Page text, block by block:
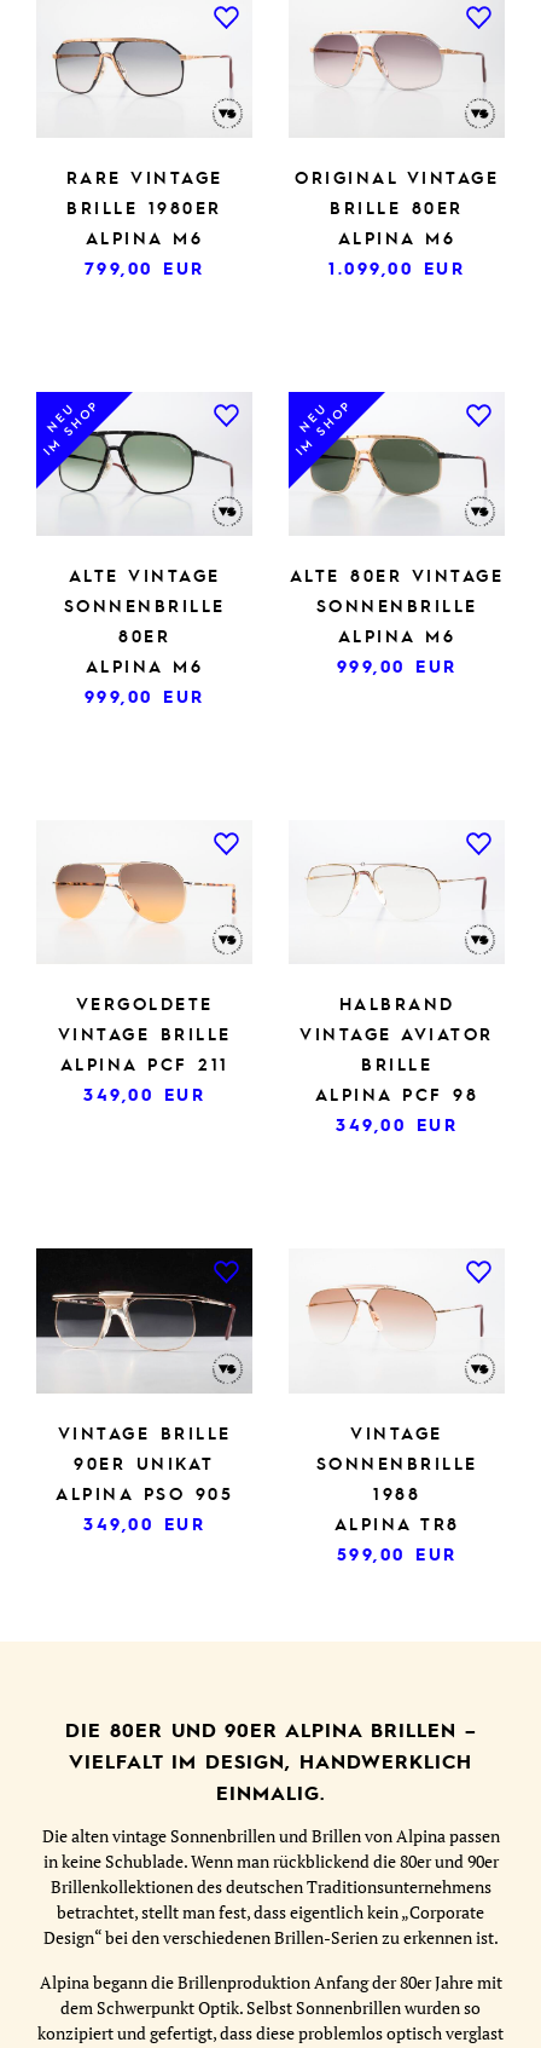
RARE VINTAGE
BRILLE 1980ER
ALPINA M6
799,00 EUR
ORIGINAL VINTAGE
BRILLE 80ER
ALPINA M6
1.099,00 EUR
NEU
IM SHOP
ALTE VINTAGE
SONNENBRILLE
80ER
ALPINA M6
999,00 EUR
NEU
IM SHOP
ALTE 80ER VINTAGE
SONNENBRILLE
ALPINA M6
999,00 EUR
VERGOLDETE
VINTAGE BRILLE
ALPINA PCF 211
349,00 EUR
HALBRAND
VINTAGE AVIATOR
BRILLE
ALPINA PCF 98
349,00 EUR
VINTAGE BRILLE
90ER UNIKAT
ALPINA PSO 905
349,00 EUR
VINTAGE
SONNENBRILLE
1988
ALPINA TR8
599,00 EUR
DIE 80ER UND 90ER ALPINA BRILLEN –
VIELFALT IM DESIGN, HANDWERKLICH
EINMALIG.
Die alten vintage Sonnenbrillen und Brillen von Alpina passen
in keine Schublade. Wenn man rückblickend die 80er und 90er
Brillenkollektionen des deutschen Traditionsunternehmens
betrachtet, stellt man fest, dass eigentlich kein „Corporate
Design“ bei den verschiedenen Brillen-Serien zu erkennen ist.
Alpina begann die Brillenproduktion Anfang der 80er Jahre mit
dem Schwerpunkt Optik. Selbst Sonnenbrillen wurden so
konzipiert und gefertigt, dass diese problemlos optisch verglast